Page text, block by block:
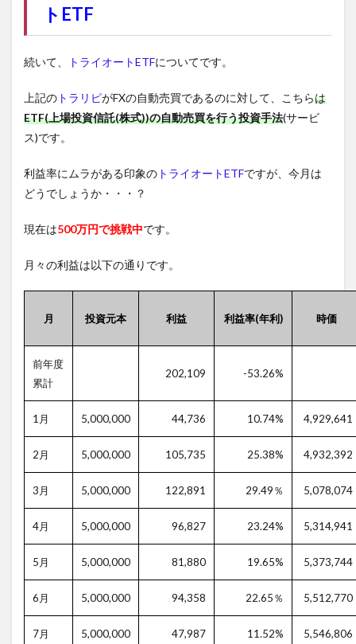
トETF
続いて、 トライオートETFについてです。
上記の トラリピがFXの自動売買であるのに対して、こちらは
ETF(上場投資信託(株式))の自動売買を行う投資手法(サービ
ス)です。
利益率にムラがある印象の トライオートETFですが、今月は
どうでしょうか・・・？
現在は500万円で挑戦中です。
月々の利益は以下の通りです。
月 投資元本 利益 利益率(年利) 時価
前年度
累計
202,109 -53.26%
1月 5,000,000 44,736 10.74% 4,929,641
2月 5,000,000 105,735 25.38% 4,932,392
3月 5,000,000 122,891 29.49％ 5,078,074
4月 5,000,000 96,827 23.24% 5,314,941
5月 5,000,000 81,880 19.65% 5,373,744
6月 5,000,000 94,358 22.65％ 5,512,770
7月 5,000,000 47,987 11.52% 5,546,806